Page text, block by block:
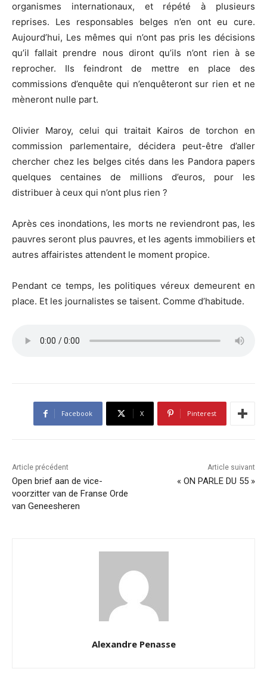
organismes internationaux, et répété à plusieurs
reprises. Les responsables belges n’en ont eu cure.
Aujourd’hui, Les mêmes qui n’ont pas pris les décisions
qu’il fallait prendre nous diront qu’ils n’ont rien à se
reprocher. Ils feindront de mettre en place des
commissions d’enquête qui n’enquêteront sur rien et ne
mèneront nulle part.
Olivier Maroy, celui qui traitait Kairos de torchon en
commission parlementaire, décidera peut-être d’aller
chercher chez les belges cités dans les Pandora papers
quelques centaines de millions d’euros, pour les
distribuer à ceux qui n’ont plus rien ?
Après ces inondations, les morts ne reviendront pas, les
pauvres seront plus pauvres, et les agents immobiliers et
autres affairistes attendent le moment propice.
Pendant ce temps, les politiques véreux demeurent en
place. Et les journalistes se taisent. Comme d’habitude.
Facebook X Pinterest
Article précédent
Open brief aan de vice-
voorzitter van de Franse Orde
van Geneesheren
Article suivant
« ON PARLE DU 55 »
Alexandre Penasse